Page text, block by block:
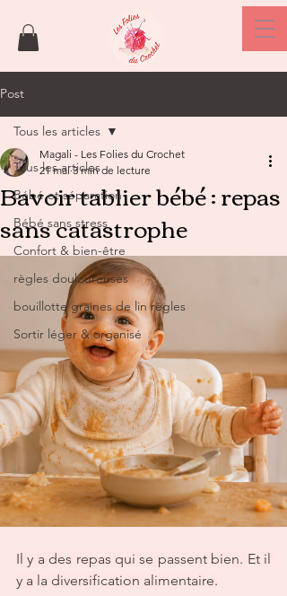
Post
Tous les articles
Bébé et séparation
Bébé sans stress
Confort & bien-être
règles douloureuses
bouillotte graines de lin règles
Sortir léger & organisé
Tous les articles
Bavoir tablier bébé : repas
sans catastrophe
Magali - Les Folies du Crochet
21 mai 3 min de lecture
Il y a des repas qui se passent bien. Et il
y a la diversification alimentaire.